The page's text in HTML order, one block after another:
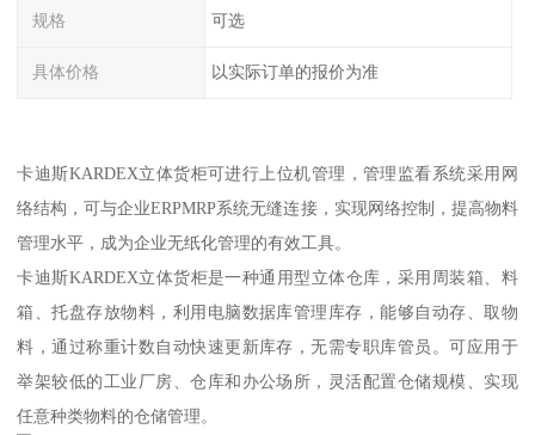
规格 可选
具体价格 以实际订单的报价为准
卡迪斯KARDEX立体货柜可进行上位机管理，管理监看系统采用网
络结构，可与企业ERPMRP系统无缝连接，实现网络控制，提高物料
管理水平，成为企业无纸化管理的有效工具。
卡迪斯KARDEX立体货柜是一种通用型立体仓库，采用周装箱、料
箱、托盘存放物料，利用电脑数据库管理库存，能够自动存、取物
料，通过称重计数自动快速更新库存，无需专职库管员。可应用于
举架较低的工业厂房、仓库和办公场所，灵活配置仓储规模、实现
任意种类物料的仓储管理。